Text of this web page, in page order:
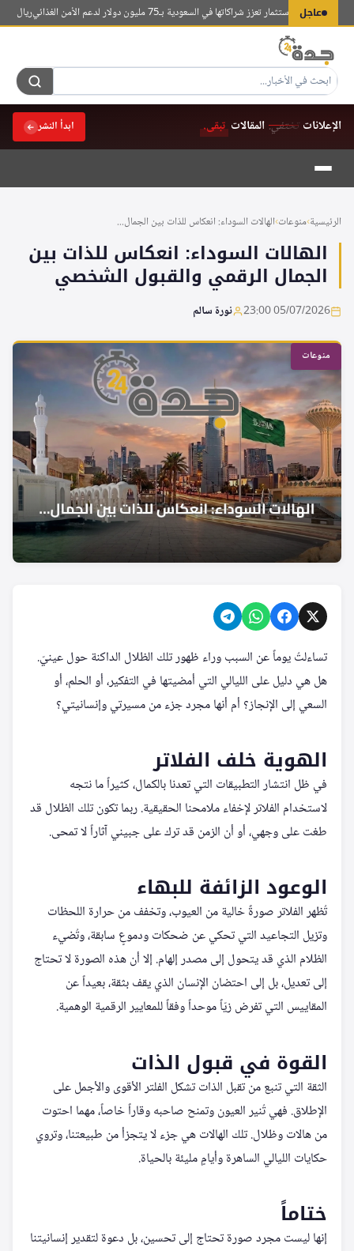
عاجل
العربية للاستثمار تعزز شراكاتها في السعودية بـ75 مليون دولار لدعم الأمن الغذائي ريال مدريد
الإعلانات تختفي.المقالات تبقى. ابدأ النشر
التجاوز
المحتوى
الرئيسية›منوعات›الهالات السوداء: انعكاس للذات بين الجمال...
الهالات السوداء: انعكاس للذات بين
الجمال الرقمي والقبول الشخصي
05/07/2026 23:00 نورة سالم
منوعات
تساءلتُ يوماً عن السبب وراء ظهور تلك الظلال الداكنة حول عينيّ.
هل هي دليل على الليالي التي أمضيتها في التفكير، أو الحلم، أو
السعي إلى الإنجاز؟ أم أنها مجرد جزء من مسيرتي وإنسانيتي؟
الهوية خلف الفلاتر
في ظل انتشار التطبيقات التي تعدنا بالكمال، كثيراً ما نتجه
لاستخدام الفلاتر لإخفاء ملامحنا الحقيقية. ربما تكون تلك الظلال قد
طغت على وجهي، أو أن الزمن قد ترك على جبيني آثاراً لا تمحى.
الوعود الزائفة للبهاء
تُظهر الفلاتر صورةً خالية من العيوب، وتخفف من حرارة اللحظات
وتزيل التجاعيد التي تحكي عن ضحكات ودموعٍ سابقة، وتُضيء
الظلام الذي قد يتحول إلى مصدر إلهام. إلا أن هذه الصورة لا تحتاج
إلى تعديل، بل إلى احتضان الإنسان الذي يقف بثقة، بعيداً عن
المقاييس التي تفرض زيّاً موحداً وفقاً للمعايير الرقمية الوهمية.
القوة في قبول الذات
الثقة التي تنبع من تقبل الذات تشكل الفلتر الأقوى والأجمل على
الإطلاق. فهي تُنير العيون وتمنح صاحبه وقاراً خاصاً، مهما احتوت
من هالات وظلال. تلك الهالات هي جزء لا يتجزأ من طبيعتنا، وتروي
حكايات الليالي الساهرة وأيامٍ مليئة بالحياة.
ختاماً
إنها ليست مجرد صورة تحتاج إلى تحسين، بل دعوة لتقدير إنسانيتنا